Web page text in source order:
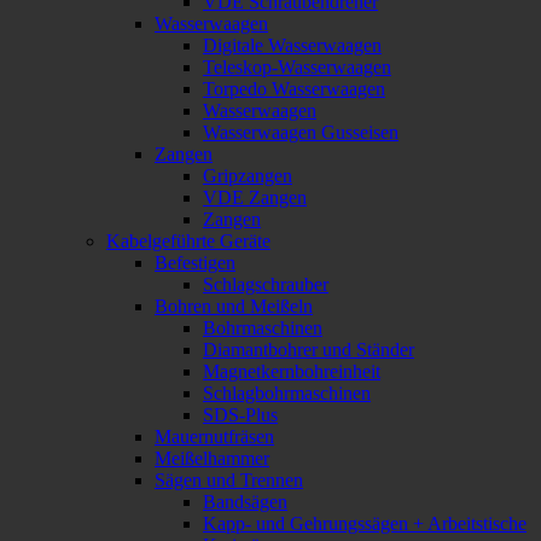
Wasserwaagen
Digitale Wasserwaagen
Teleskop-Wasserwaagen
Torpedo Wasserwaagen
Wasserwaagen
Wasserwaagen Gusseisen
Zangen
Gripzangen
VDE Zangen
Zangen
Kabelgeführte Geräte
Befestigen
Schlagschrauber
Bohren und Meißeln
Bohrmaschinen
Diamantbohrer und Ständer
Magnetkernbohreinheit
Schlagbohrmaschinen
SDS-Plus
Mauernutfräsen
Meißelhammer
Sägen und Trennen
Bandsägen
Kapp- und Gehrungssägen + Arbeitstische